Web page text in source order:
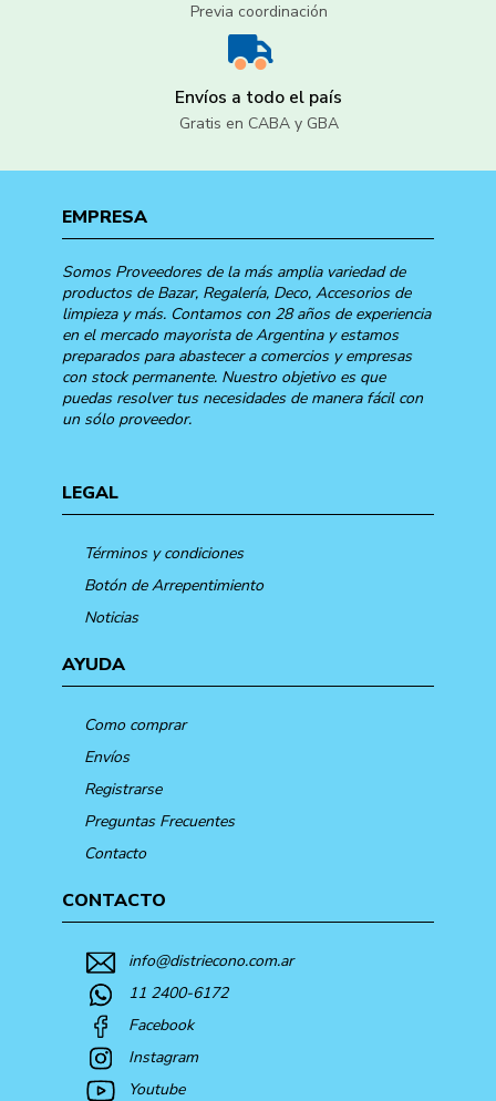
Previa coordinación
Envíos a todo el país
Gratis en CABA y GBA
EMPRESA
Somos Proveedores de la más amplia variedad de
productos de Bazar, Regalería, Deco, Accesorios de
limpieza y más. Contamos con 28 años de experiencia
en el mercado mayorista de Argentina y estamos
preparados para abastecer a comercios y empresas
con stock permanente. Nuestro objetivo es que
puedas resolver tus necesidades de manera fácil con
un sólo proveedor.
LEGAL
Términos y condiciones
Botón de Arrepentimiento
Noticias
AYUDA
Como comprar
Envíos
Registrarse
Preguntas Frecuentes
Contacto
CONTACTO
info@distriecono.com.ar
11 2400-6172
Facebook
Instagram
Youtube